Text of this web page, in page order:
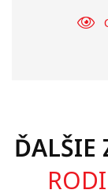
ĎALŠIE